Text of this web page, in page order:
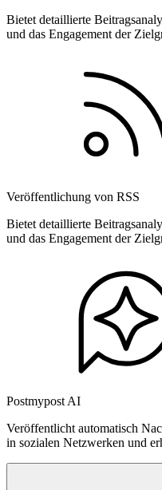
Bietet detaillierte
und das Engagement der
Veröffentlichung von RSS
Bietet detaillierte
und das Engagement der
Postmypost AI
Veröffentlicht automatisch
in sozialen Netzwerken und